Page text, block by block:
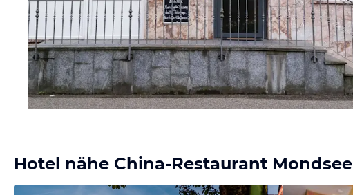
Hotel nähe China-Restaurant Mondsee